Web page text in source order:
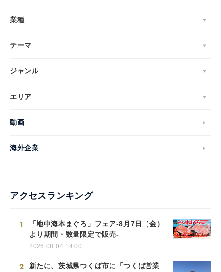
業種
テーマ
ジャンル
エリア
動画
海外企業
アクセスランキング
1
「地中海本まぐろ」フェア-8月7日（金）
より期間・数量限定で販売-
2026.08.04 14:00
2 新たに、茨城県つくば市に「つくば営業